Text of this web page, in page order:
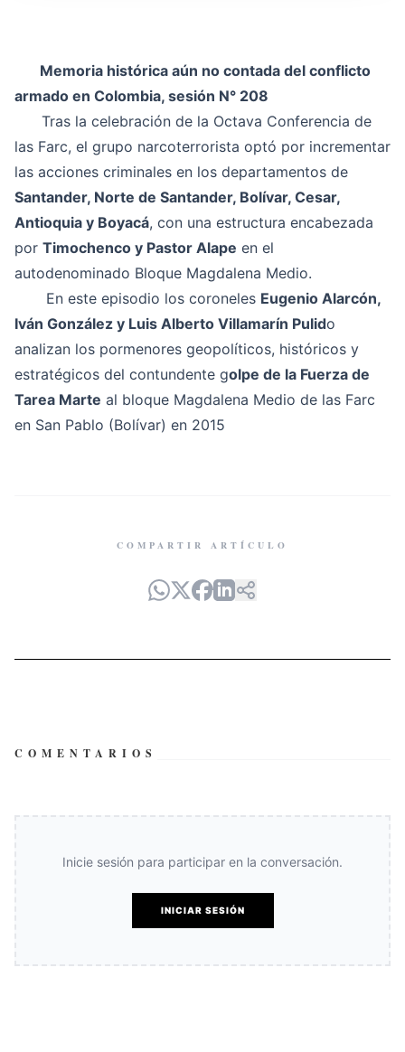
Memoria histórica aún no contada del conflicto
armado en Colombia, sesión N° 208
Tras la celebración de la Octava Conferencia de
las Farc, el grupo narcoterrorista optó por incrementar
las acciones criminales en los departamentos de
Santander, Norte de Santander, Bolívar, Cesar,
Antioquia y Boyacá, con una estructura encabezada
por Timochenco y Pastor Alape en el
autodenominado Bloque Magdalena Medio.
En este episodio los coroneles Eugenio Alarcón,
Iván González y Luis Alberto Villamarín Pulido
analizan los pormenores geopolíticos, históricos y
estratégicos del contundente golpe de la Fuerza de
Tarea Marte al bloque Magdalena Medio de las Farc
en San Pablo (Bolívar) en 2015
COMPARTIR ARTÍCULO
COMENTARIOS
Inicie sesión para participar en la conversación.
INICIAR SESIÓN